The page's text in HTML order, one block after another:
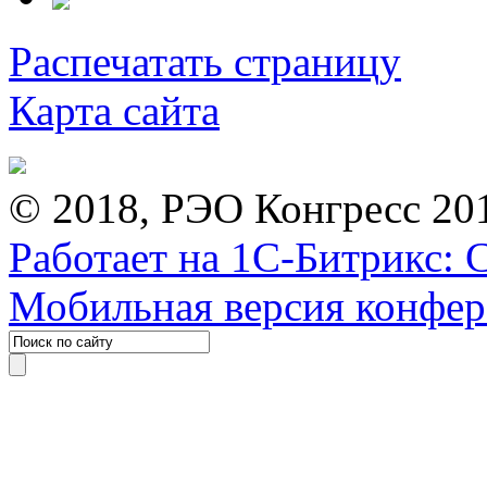
Распечатать страницу
Карта сайта
© 2018, РЭО Конгресс
Работает на 1С-Битрикс:
Мобильная версия